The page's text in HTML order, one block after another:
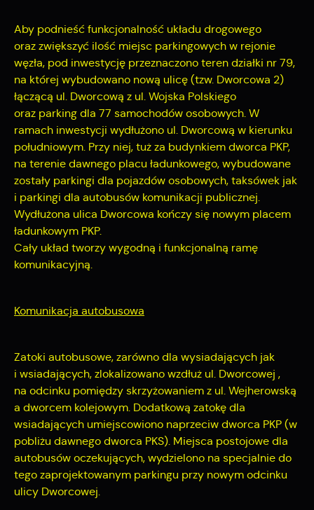
Aby podnieść funkcjonalność układu drogowego
oraz zwiększyć ilość miejsc parkingowych w rejonie
węzła, pod inwestycję przeznaczono teren działki nr 79,
na której wybudowano nową ulicę (tzw. Dworcowa 2)
łączącą ul. Dworcową z ul. Wojska Polskiego
oraz parking dla 77 samochodów osobowych. W
ramach inwestycji wydłużono ul. Dworcową w kierunku
południowym. Przy niej, tuż za budynkiem dworca PKP,
na terenie dawnego placu ładunkowego, wybudowane
zostały parkingi dla pojazdów osobowych, taksówek jak
i parkingi dla autobusów komunikacji publicznej.
Wydłużona ulica Dworcowa kończy się nowym placem
ładunkowym PKP.
Cały układ tworzy wygodną i funkcjonalną ramę
komunikacyjną.
Komunikacja autobusowa
Zatoki autobusowe, zarówno dla wysiadających jak
i wsiadających, zlokalizowano wzdłuż ul. Dworcowej ,
na odcinku pomiędzy skrzyżowaniem z ul. Wejherowską
a dworcem kolejowym. Dodatkową zatokę dla
wsiadających umiejscowiono naprzeciw dworca PKP (w
pobliżu dawnego dworca PKS). Miejsca postojowe dla
autobusów oczekujących, wydzielono na specjalnie do
tego zaprojektowanym parkingu przy nowym odcinku
ulicy Dworcowej.
cookies gwarantuje dostępność wszystkich funkcjonalności.
najciekawsze informacje i aktualności na stronach naszych
partnerów.
Promocyjne pliki cookies służą do prezentowania Ci naszych
komunikatów na podstawie analizy Twoich upodobań oraz
Twoich zwyczajów dotyczących przeglądanej witryny
internetowej. Treści promocyjne mogą pojawić się na
stronach podmiotów trzecich lub firm będących naszymi
partnerami oraz innych dostawców usług. Firmy te działają w
charakterze pośredników prezentujących nasze treści w
postaci wiadomości, ofert, komunikatów mediów
społecznościowych.
Więcej